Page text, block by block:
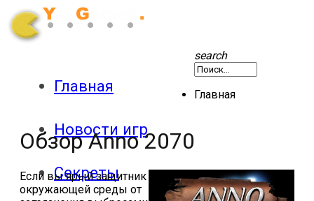
Главная
Новости игр
Секреты
search
Главная
Обзор Anno 2070
Если вы ярый защитник
окружающей среды от